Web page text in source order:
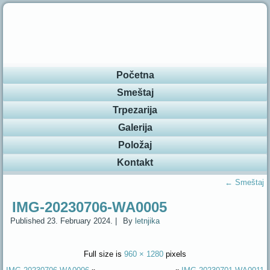
Početna
Smeštaj
Trpezarija
Galerija
Položaj
Kontakt
← Smeštaj
IMG-20230706-WA0005
Published 23. February 2024. By letnjika
Full size is 960 × 1280 pixels